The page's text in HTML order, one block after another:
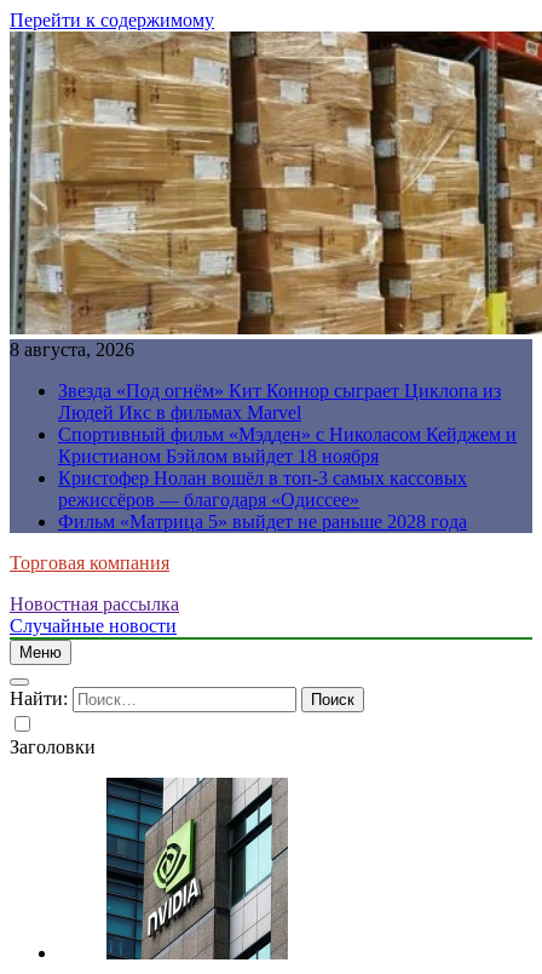
Перейти к содержимому
8 августа, 2026
Звезда «Под огнём» Кит Коннор сыграет Циклопа из
Людей Икс в фильмах Marvel
Спортивный фильм «Мэдден» с Николасом Кейджем и
Кристианом Бэйлом выйдет 18 ноября
Кристофер Нолан вошёл в топ-3 самых кассовых
режиссёров — благодаря «Одиссее»
Фильм «Матрица 5» выйдет не раньше 2028 года
Торговая компания
Новостная рассылка
Случайные новости
Меню
Найти:
Заголовки